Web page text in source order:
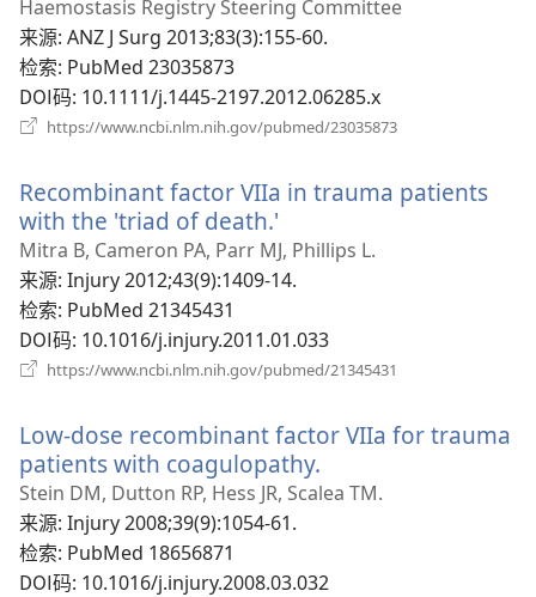
口）
Haemostasis Registry Steering Committee
来源‎: ANZ J Surg 2013;83(3):155-60.
检索‎: PubMed 23035873
DOI码‎: 10.1111/j.1445-2197.2012.06285.x
https://www.ncbi.nlm.nih.gov/pubmed/23035873
窗
口）
Recombinant factor VIIa in trauma patients
with the 'triad of death.'
开
新
口）
Mitra B, Cameron PA, Parr MJ, Phillips L.
来源‎: Injury 2012;43(9):1409-14.
检索‎: PubMed 21345431
DOI码‎: 10.1016/j.injury.2011.01.033
https://www.ncbi.nlm.nih.gov/pubmed/21345431
窗
Low-dose recombinant factor VIIa for trauma
patients with coagulopathy.
开
口）
Stein DM, Dutton RP, Hess JR, Scalea TM.
来源‎: Injury 2008;39(9):1054-61.
检索‎: PubMed 18656871
DOI码‎: 10.1016/j.injury.2008.03.032